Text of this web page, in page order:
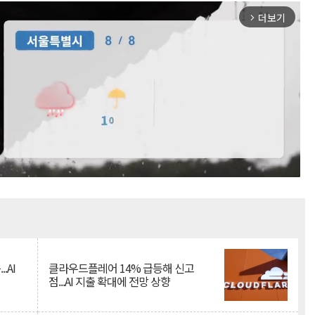
arrow_forward_ios 더보기
클라우드플레어 14% 급등해 신고
점...AI 지출 확대에 전망 상향